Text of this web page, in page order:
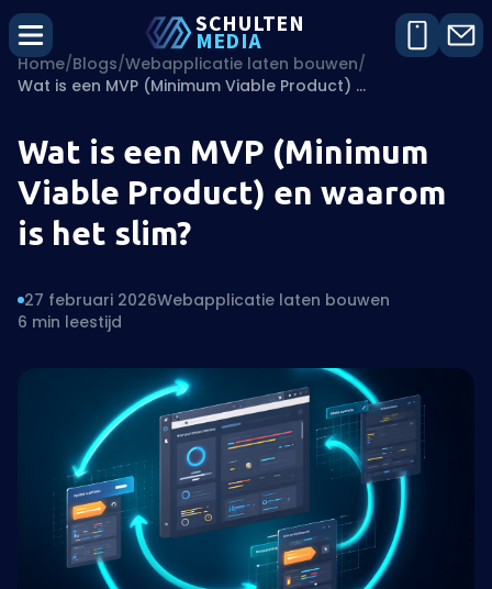
SCHULTEN
MEDIA
Home/Blogs/Webapplicatie laten bouwen/
Wat is een MVP (Minimum Viable Product) en waarom is het slim?
Wat is een MVP (Minimum
Viable Product) en waarom
is het slim?
27 februari 2026Webapplicatie laten bouwen
6 min leestijd